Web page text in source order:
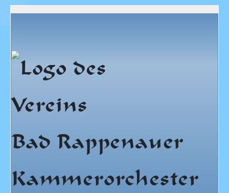
Bad Rappenauer
Kammerorchester